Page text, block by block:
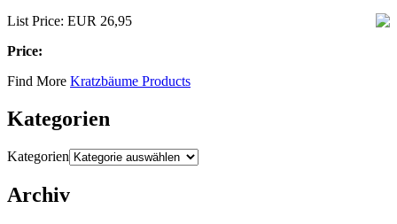
List Price: EUR 26,95
Price:
Find More Kratzbäume Products
Kategorien
Kategorien
Archiv